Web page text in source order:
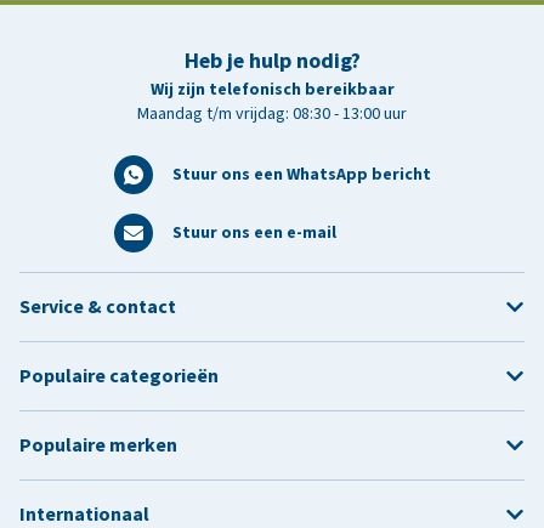
Heb je hulp nodig?
Wij zijn telefonisch bereikbaar
Maandag t/m vrijdag: 08:30 - 13:00 uur
Stuur ons een WhatsApp bericht
Stuur ons een e-mail
Service & contact
Populaire categorieën
Populaire merken
Internationaal